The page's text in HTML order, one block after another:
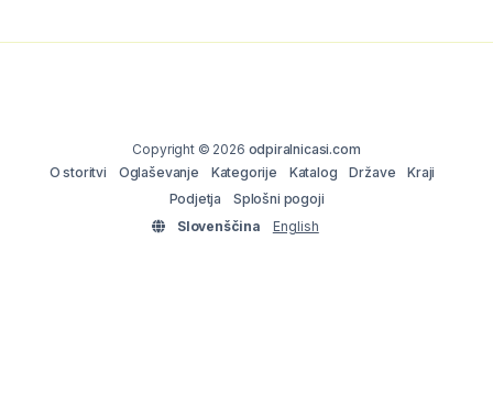
Copyright © 2026 odpiralnicasi.com
O storitvi
Oglaševanje Kategorije Katalog Države
Kraji
Podjetja
Splošni pogoji
Slovenščina
English